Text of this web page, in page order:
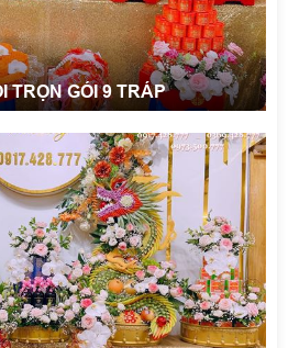
TRỌN GÓI 9 TRÁP